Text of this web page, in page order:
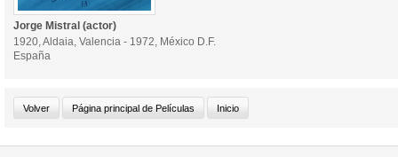
Jorge Mistral (actor)
1920, Aldaia, Valencia - 1972, México D.F.
España